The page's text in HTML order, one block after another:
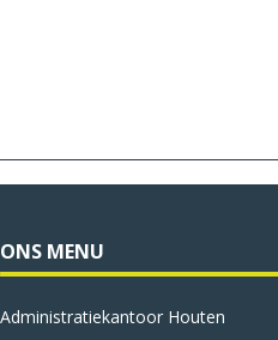
ONS MENU
Administratie­kantoor Houten